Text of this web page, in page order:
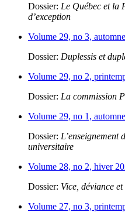
Dossier: Le Québec et la
d’exception
Volume 29, no 3,
Dossier: Duplessis et
Volume 29, no 2,
Dossier: La commission
Volume 29, no 1,
Dossier: L’enseignement
universitaire
Volume 28, no 2, hiver
Dossier: Vice, déviance
Volume 27, no 3,